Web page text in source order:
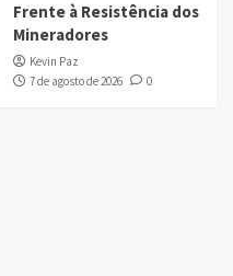
Frente à Resistência dos
Mineradores
Kevin Paz
7 de agosto de 2026
0